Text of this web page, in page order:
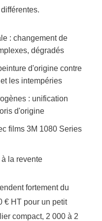
: changement de
dégradés
d'origine contre
les intempéries
: unification
d'origine
films 3M 1080 Series
la revente
fortement du
€ HT pour un petit
compact, 2 000 à 2